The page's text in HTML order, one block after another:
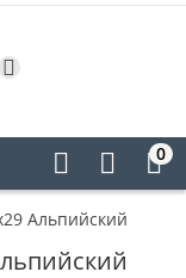
0
Альпийский